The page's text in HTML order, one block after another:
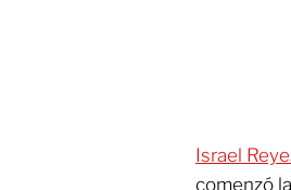
Israel
comenzó